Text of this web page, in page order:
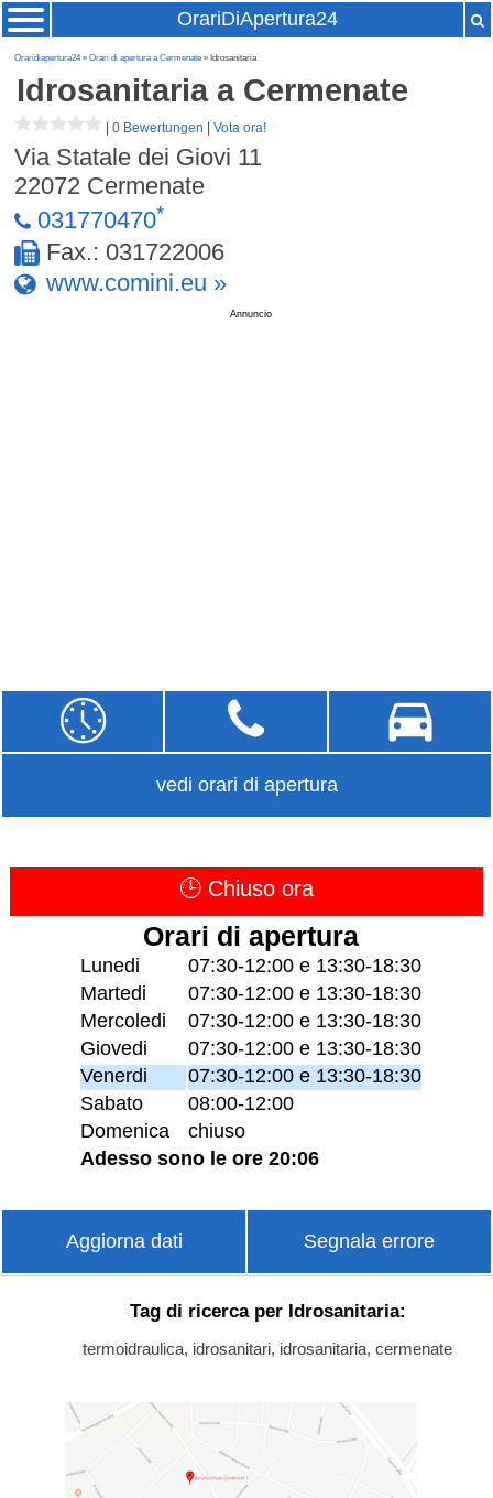
OrariDiApertura24
Oraridiapertura24»Orari di apertura a Cermenate » Idrosanitaria
Idrosanitariaa Cermenate
|0 Bewertungen |Vota ora!
Via Statale dei Giovi 11
22072 Cermenate
031770470*
Fax.: 031722006
www.comini.eu »
Annuncio
vedi orari di apertura
🕒 Chiuso ora
Orari di apertura
Lunedi
07:30-12:00 e 13:30-18:30
Martedi
07:30-12:00 e 13:30-18:30
Mercoledi
07:30-12:00 e 13:30-18:30
Giovedi
07:30-12:00 e 13:30-18:30
Venerdi
07:30-12:00 e 13:30-18:30
Sabato
08:00-12:00
Domenica
chiuso
Adesso sono le ore 20:06
Aggiorna dati Segnala errore
Tag di ricerca per Idrosanitaria:
termoidraulica, idrosanitari, idrosanitaria, cermenate